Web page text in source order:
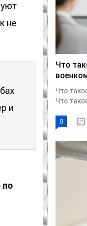
не
и
по
Что
Что
Что
0